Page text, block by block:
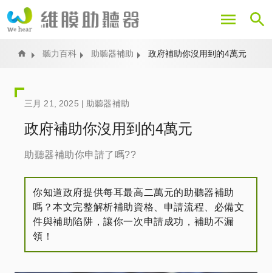
至
內
Home 聽力百科 助聽器補助 政府補助你沒用到的4萬元
三月 21, 2025 | 助聽器補助
政府補助你沒用到的4萬元
助聽器補助你申請了嗎??
你知道政府提供每耳最高二萬元的助聽器補助
嗎？本文完整解析補助資格、申請流程、必備文
件與補助陷阱，讓你一次申請成功，補助不漏
領！